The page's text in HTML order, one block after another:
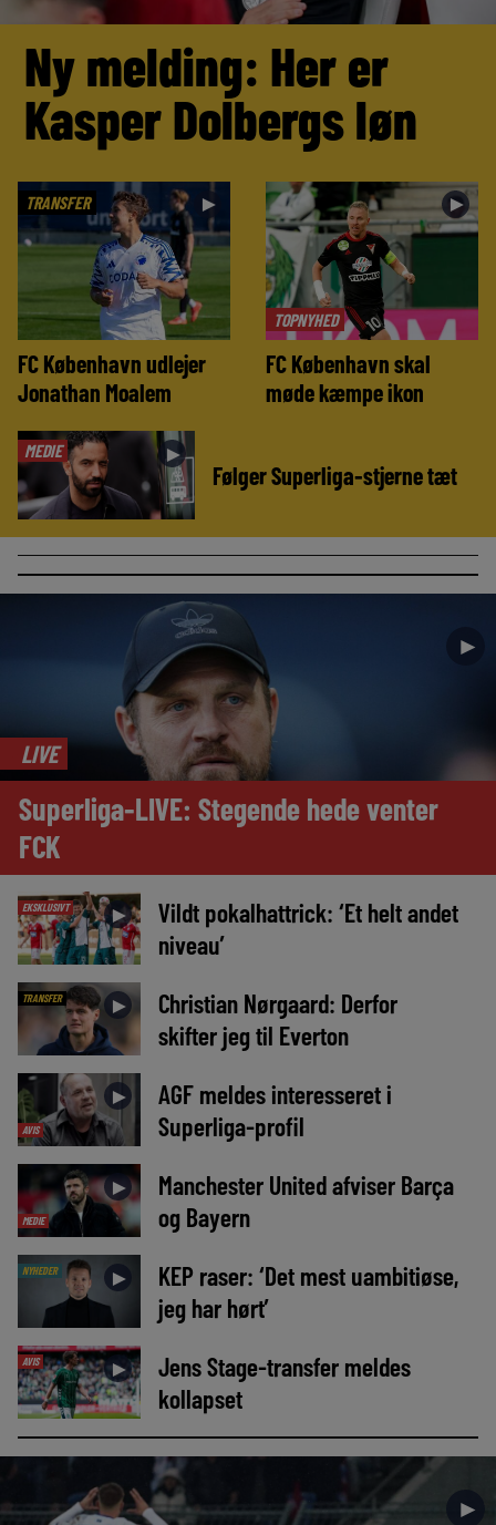
Ny melding: Her er
Kasper Dolbergs løn
TRANSFER ►
FC København udlejer
Jonathan Moalem
TOPNYHED
►
FC København skal
møde kæmpe ikon
MEDIE ►
Følger Superliga-stjerne tæt
►
LIVE
Superliga-LIVE: Stegende hede venter
FCK
EKSKLUSIVT ►
Vildt pokalhattrick: ‘Et helt andet
niveau’
TRANSFER ►
Christian Nørgaard: Derfor
skifter jeg til Everton
AVIS
►
AGF meldes interesseret i
Superliga-profil
MEDIE
►
Manchester United afviser Barça
og Bayern
NYHEDER ►
KEP raser: ‘Det mest uambitiøse,
jeg har hørt’
AVIS ►
Jens Stage-transfer meldes
kollapset
►